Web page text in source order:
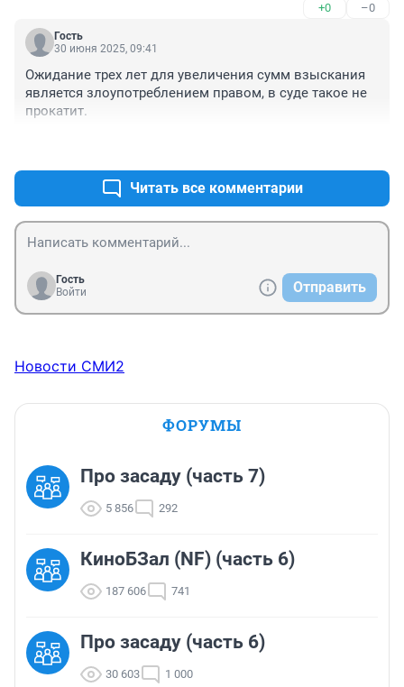
+0 –0
Гость
30 июня 2025, 09:41
Ожидание трех лет для увеличения сумм взыскания
является злоупотреблением правом, в суде такое не
прокатит.
Читать все комментарии
Гость
Войти
Отправить
Новости СМИ2
ФОРУМЫ
Про засаду (часть 7)
5 856 292
КиноБЗал (NF) (часть 6)
187 606 741
Про засаду (часть 6)
30 603 1 000